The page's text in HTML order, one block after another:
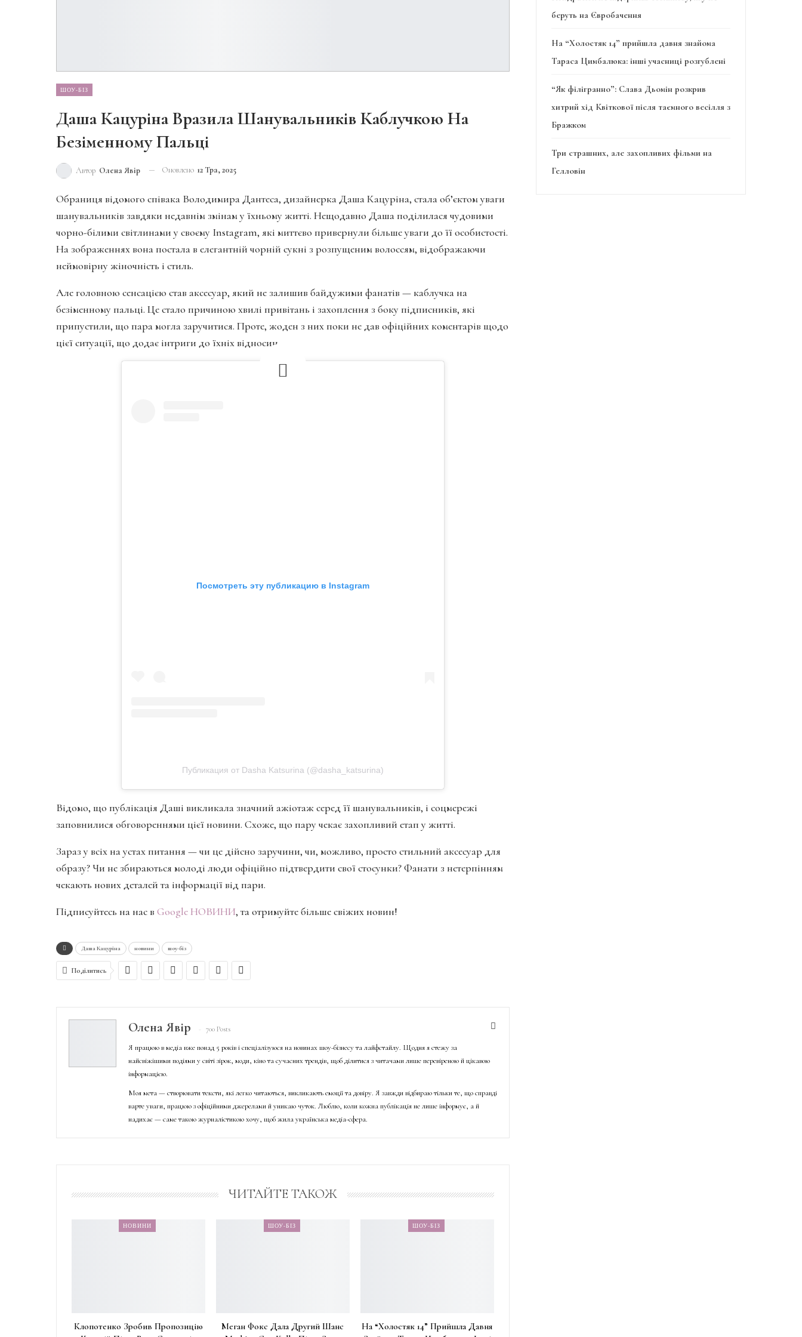
ШОУ-БІЗ
Даша Кацуріна Вразила Шанувальників Каблучкою На
Безіменному Пальці
Автор Олена Явір Оновлено 12 Тра, 2025
Обраниця відомого співака Володимира Дантеса, дизайнерка Даша Кацуріна, стала об’єктом уваги
шанувальників завдяки недавнім змінам у їхньому житті. Нещодавно Даша поділилася чудовими
чорно-білими світлинами у своєму Instagram, які миттєво привернули більше уваги до її особистості.
На зображеннях вона постала в елегантній чорній сукні з розпущеним волоссям, відображаючи
неймовірну жіночність і стиль.
Але головною сенсацією став аксесуар, який не залишив байдужими фанатів — каблучка на
безіменному пальці. Це стало причиною хвилі привітань і захоплення з боку підписників, які
припустили, що пара могла заручитися. Проте, жоден з них поки не дав офіційних коментарів щодо
цієї ситуації, що додає інтриги до їхніх відносин.
Посмотреть эту публикацию в Instagram
Публикация от Dasha Katsurina (@dasha_katsurina)
Відомо, що публікація Даші викликала значний ажіотаж серед її шанувальників, і соцмережі
заповнилися обговореннями цієї новини. Схоже, що пару чекає захопливий етап у житті.
Зараз у всіх на устах питання — чи це дійсно заручини, чи, можливо, просто стильний аксесуар для
образу? Чи не збираються молоді люди офіційно підтвердити свої стосунки? Фанати з нетерпінням
чекають нових деталей та інформації від пари.
Підписуйтесь на нас в Google НОВИНИ, та отримуйте більше свіжих новин!
Даша Кацуріна новини шоу-біз
Поділитись
Олена Явір 700 Posts
Я працюю в медіа вже понад 5 років і спеціалізуюся на новинах шоу-бізнесу та лайфстайлу. Щодня я стежу за
найсвіжішими подіями у світі зірок, моди, кіно та сучасних трендів, щоб ділитися з читачами лише перевіреною й цікавою
інформацією.
Моя мета — створювати тексти, які легко читаються, викликають емоції та довіру. Я завжди відбираю тільки те, що справді
варте уваги, працюю з офіційними джерелами й уникаю чуток. Люблю, коли кожна публікація не лише інформує, а й
надихає — саме такою журналістикою хочу, щоб жила українська медіа-сфера.
ЧИТАЙТЕ ТАКОЖ
НОВИНИ
Клопотенко Зробив Пропозицію
ШОУ-БІЗ
Меган Фокс Дала Другий Шанс
ШОУ-БІЗ
На “Холостяк 14” Прийшла Давня
беруть на Євробачення
На “Холостяк 14” прийшла давня знайома
Тараса Цимбалюка: інші учасниці розгублені
“Як філігранно”: Слава Дьомін розкрив
хитрий хід Квіткової після таємного весілля з
Бражком
Три страшних, але захопливих фільми на
Гелловін